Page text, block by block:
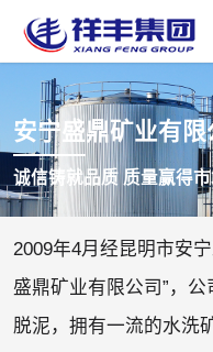
安宁盛鼎矿业有限
诚信铸就品质 质量赢得
2009年4月经昆明市安
盛鼎矿业有限公司”，
脱泥，拥有一流的水洗